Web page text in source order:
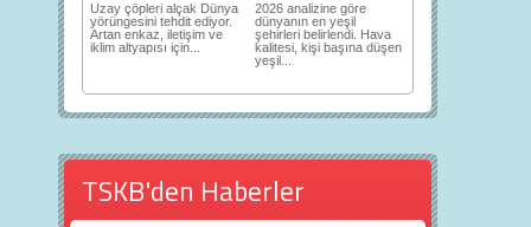
Uzay çöpleri alçak Dünya
yörüngesini tehdit ediyor.
Artan enkaz, iletişim ve
iklim altyapısı için...
2026 analizine göre
dünyanın en yeşil
şehirleri belirlendi. Hava
kalitesi, kişi başına düşen
yeşil...
TSKB'den Haberler